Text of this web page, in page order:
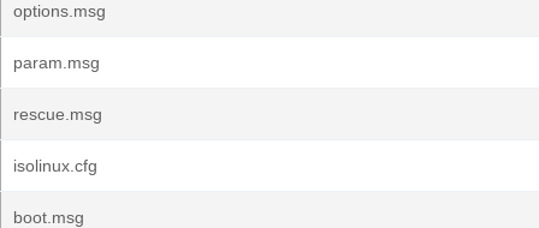
options.msg
param.msg
rescue.msg
isolinux.cfg
boot.msg